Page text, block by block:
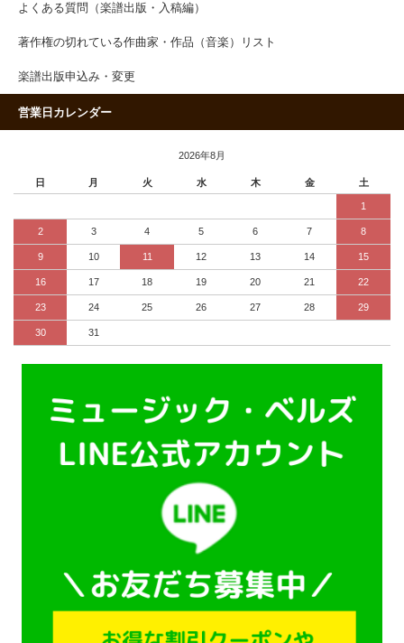
よくある質問（楽譜出版・入稿編）
著作権の切れている作曲家・作品（音楽）リスト
楽譜出版申込み・変更
営業日カレンダー
2026年8月
日 月 火 水 木 金 土
1
2 3 4 5 6 7 8
9 10 11 12 13 14 15
16 17 18 19 20 21 22
23 24 25 26 27 28 29
30 31